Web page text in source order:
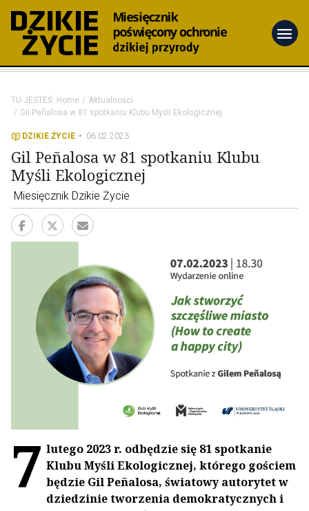
menu
TU JESTEŚ: Home
Aktualności
Gil Peñalosa w 81 spotkaniu Klubu Myśli Ekologicznej
DZIKIE ŻYCIE 06.02.2023
Gil Peñalosa w 81 spotkaniu Klubu
Myśli Ekologicznej
Miesięcznik Dzikie Życie
7 lutego 2023 r. odbędzie się 81spotkanie
Klubu Myśli Ekologicznej, którego gościem
będzie Gil Peñalosa, światowy autorytet w
dziedzinie tworzenia demokratycznych i